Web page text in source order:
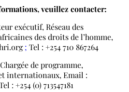
veuillez contacter:
exécutif, Réseau des
des droits de l’homme,
; Tel : +254 710 867264
de programme,
internationaux, Email :
: +254 (0) 713547181